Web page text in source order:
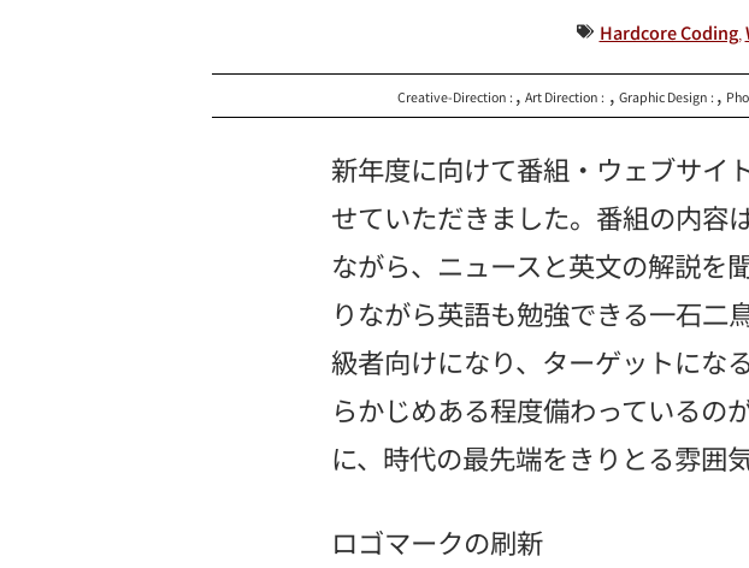
Hardcore Coding,
Creative-Direction : , Art Direction : , Graphic Design : ,
新年度に向けて番組・ウェブサイ
せていただきました。番組の内容
ながら、ニュースと英文の解説を
りながら英語も勉強できる一石二
級者向けになり、ターゲットにな
らかじめある程度備わっているの
に、時代の最先端をきりとる雰囲
ロゴマークの刷新